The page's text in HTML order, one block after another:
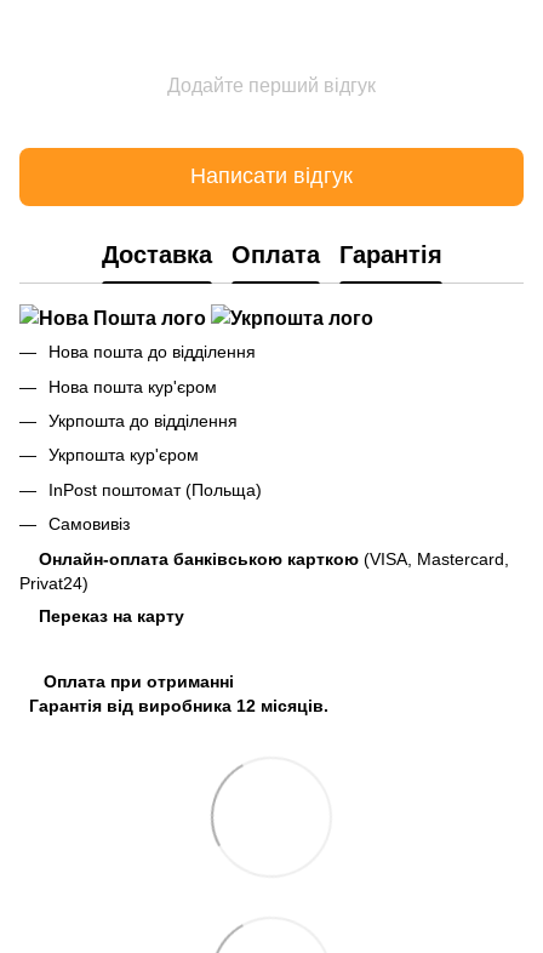
Додайте перший відгук
Написати відгук
Доставка Оплата Гарантія
Нова пошта до відділення
Нова пошта кур'єром
Укрпошта до відділення
Укрпошта кур'єром
InPost поштомат (Польща)
Самовивіз
Онлайн-оплата банківською карткою (VISA, Mastercard,
Privat24)
Переказ на карту
Оплата при отриманні
Гарантія від виробника 12 місяців.